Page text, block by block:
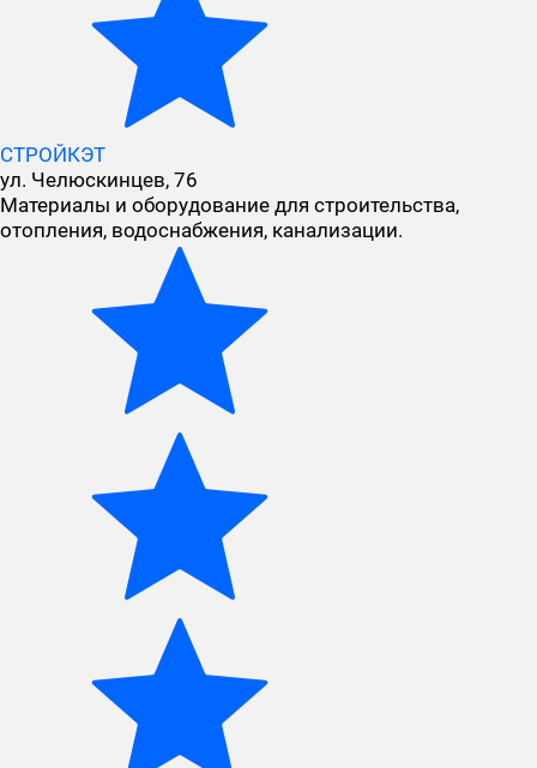
СТРОЙКЭТ
ул. Челюскинцев, 76
Материалы и оборудование для строительства,
отопления, водоснабжения, канализации.